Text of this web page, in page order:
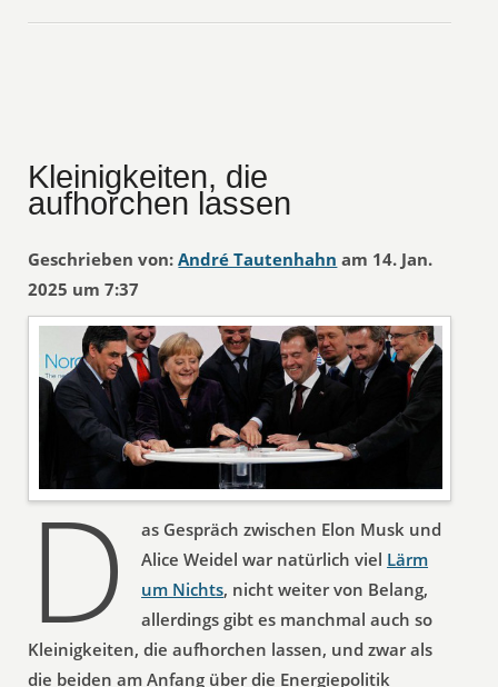
Kleinigkeiten, die
aufhorchen lassen
Geschrieben von: André Tautenhahn am 14. Jan.
2025 um 7:37
D
as Gespräch zwischen Elon Musk und
Alice Weidel war natürlich viel Lärm
um Nichts, nicht weiter von Belang,
allerdings gibt es manchmal auch so
Kleinigkeiten, die aufhorchen lassen, und zwar als
die beiden am Anfang über die Energiepolitik